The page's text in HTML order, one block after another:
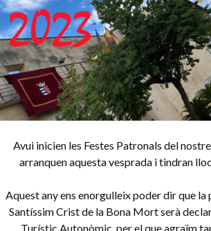
Avui inicien les Festes Patronals del
arranquen aquesta vesprada i tindran
Aquest any ens enorgulleix poder dir que la
Santíssim Crist de la Bona Mort serà
Turístic Autonòmic, per el que agraïm